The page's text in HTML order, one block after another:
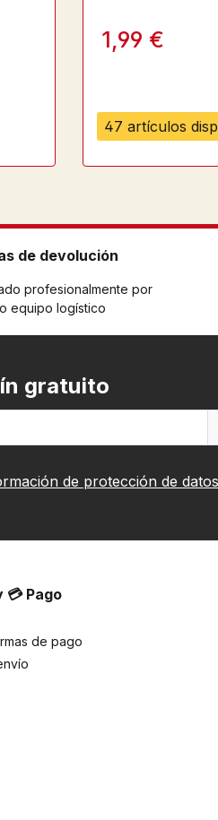
47 artículos
1,99 €
de devolución
profesionalmente por
equipo logístico
gratuito
de protección de datos
💳 Pago
de pago